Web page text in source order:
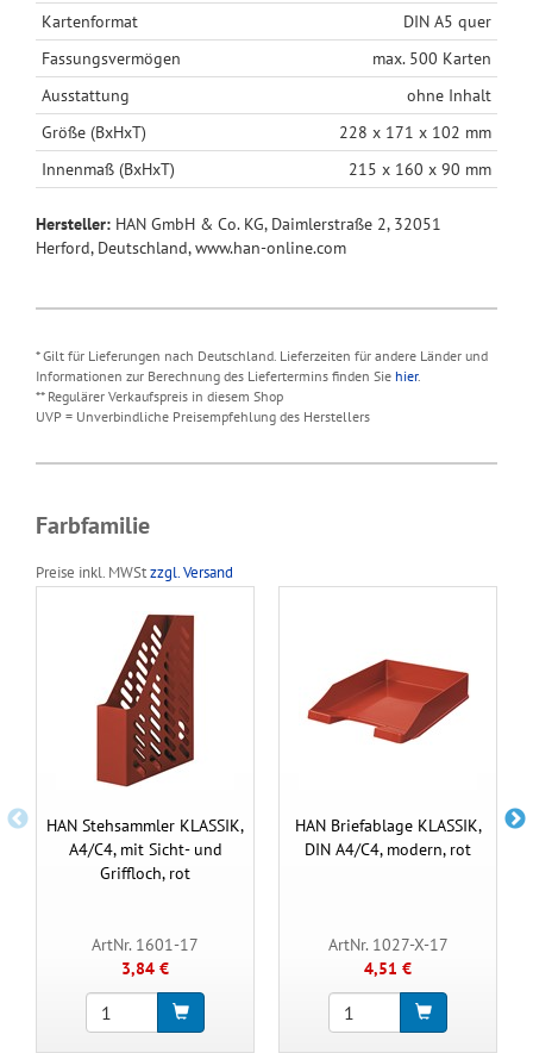
Kartenformat
DIN A5 quer
Fassungsvermögen
max. 500 Karten
Ausstattung
ohne Inhalt
Größe (BxHxT)
228 x 171 x 102 mm
Innenmaß (BxHxT)
215 x 160 x 90 mm
Hersteller: HAN GmbH & Co. KG, Daimlerstraße 2, 32051
Herford, Deutschland, www.han-online.com
* Gilt für Lieferungen nach Deutschland. Lieferzeiten für andere Länder und
Informationen zur Berechnung des Liefertermins finden Sie hier.
** Regulärer Verkaufspreis in diesem Shop
UVP = Unverbindliche Preisempfehlung des Herstellers
Farbfamilie
Preise inkl. MWStzzgl. Versand
HAN Stehsammler KLASSIK,
A4/C4, mit Sicht- und
Griffloch, rot
ArtNr. 1601-17
3,84 €
HAN Briefablage KLASSIK,
DIN A4/C4, modern, rot
ArtNr. 1027-X-17
4,51 €